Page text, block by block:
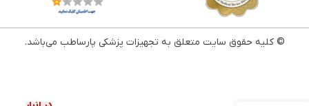
© کلیه حقوق سایت متعلق به تجهیزات پزشکی پارساطب می‌باشد.